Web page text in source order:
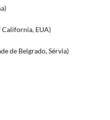
EUA)
de Belgrado, Sérvia)